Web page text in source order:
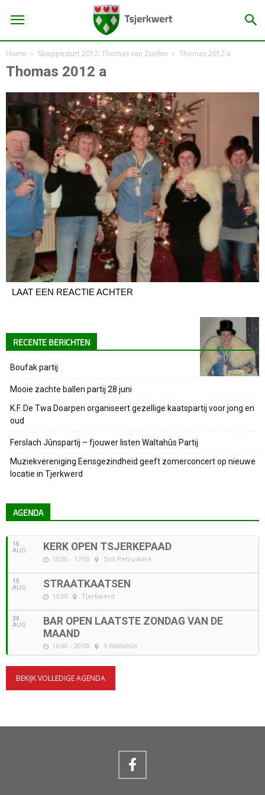
Home Skieppesturt 2012: Thomas van Zuiden Thomas 2012 a
Thomas 2012 a
LAAT EEN REACTIE ACHTER
RECENTE BERICHTEN
Boufak partij
Mooie zachte ballen partij 28 juni
K.F. De Twa Doarpen organiseert gezellige kaatspartij voor jong en
oud
Ferslach Jûnspartij – fjouwer listen Waltahûs Partij
Muziekvereniging Eensgezindheid geeft zomerconcert op nieuwe
locatie in Tjerkwerd
AGENDA
15
AUG KERK OPEN TSJERKEPAAD
13:00 - 17:00 Sint Petruskerk
15
AUG STRAATKAATSEN
13:00 Tjerkwerd
30
AUG
BAR OPEN LAATSTE ZONDAG VAN DE
MAAND
16:00 - 20:00 't Waltahûs
BEKIJK VOLLEDIGE AGENDA